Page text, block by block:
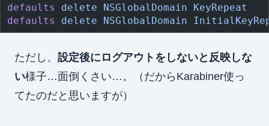
defaults delete NSGlobalDomain KeyRepeat
defaults delete NSGlobalDomain
ただし、 設定後にログアウトをしないと反映しな
い様子…面倒くさい…。（だからKarabiner使っ
てたのだと思いますが）